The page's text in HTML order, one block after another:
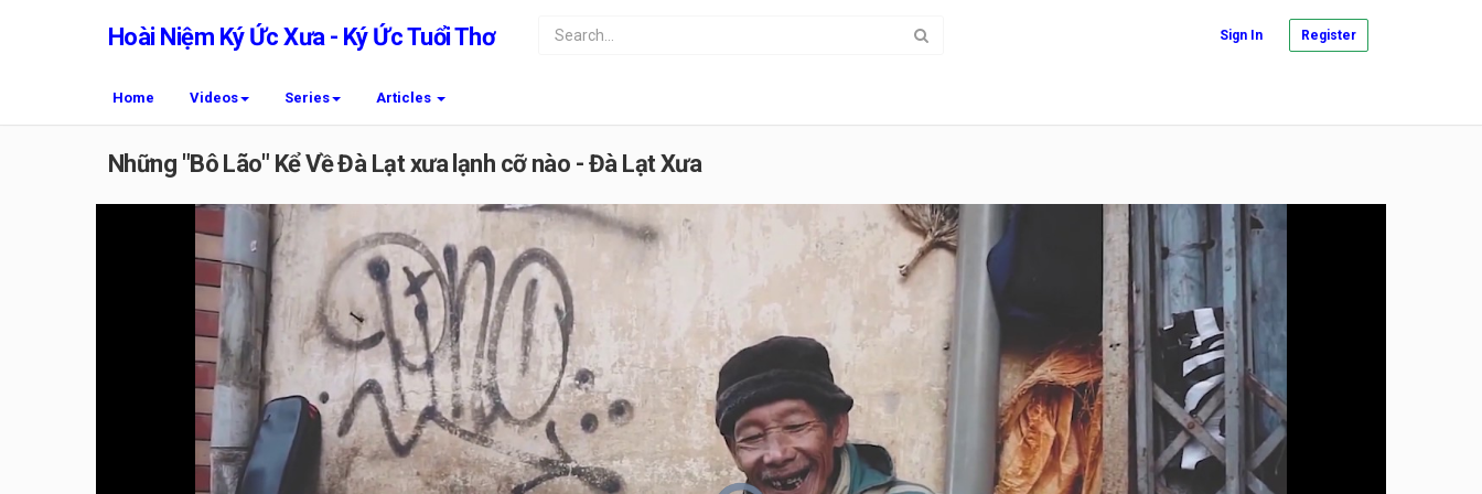
Hoài Niệm Ký Ức Xưa - Ký Ức Tuổi Thơ Sign In Register
Home Videos Series Articles
Những "Bô Lão" Kể Về Đà Lạt xưa lạnh cỡ nào - Đà Lạt Xưa